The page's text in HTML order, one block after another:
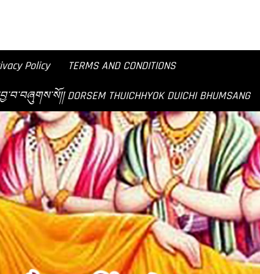
Policy TERMS AND CONDITIONS
DORSEM THUICHHYOK DUICHI BHUMSANG